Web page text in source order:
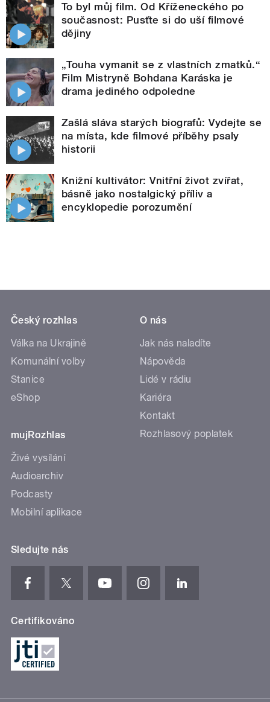
To byl můj film. Od Kříženeckého po
současnost: Pusťte si do uší filmové
dějiny
„Touha vymanit se z vlastních zmatků.“
Film Mistryně Bohdana Karáska je
drama jediného odpoledne
Zašlá sláva starých biografů: Vydejte se
na místa, kde filmové příběhy psaly
historii
Knižní kultivátor: Vnitřní život zvířat,
básně jako nostalgický příliv a
encyklopedie porozumění
Český rozhlas
Válka na Ukrajině
Komunální volby
Stanice
eShop
mujRozhlas
Živé vysílání
Audioarchiv
Podcasty
Mobilní aplikace
O nás
Jak nás naladíte
Nápověda
Lidé v rádiu
Kariéra
Kontakt
Rozhlasový poplatek
Sledujte nás
Certifikováno